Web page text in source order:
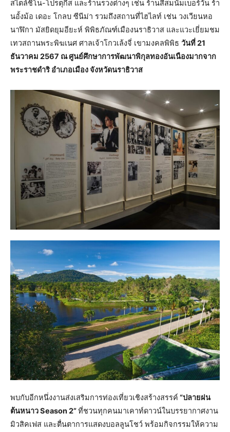
สไตล์ชิโน-โปรตุกีส และร้านรวงต่างๆ เช่น ร้านสีสมนัมเบอร์วัน ร้า
นอั้งม้อ เดอะ โกลบ ซีนีม่า รวมถึงสถานที่ไฮไลท์ เช่น วงเวียนหอ
นาฬิกา มัสยิดยุมอียะห์ พิพิธภัณฑ์เมืองนราธิวาส และแวะเยี่ยมชม
เทวสถานพระพิฆเนศ ศาลเจ้าโกวเล้งจี่ เขามงคลพิพิธ วันที่ 21
ธันวาคม 2567 ณ ศูนย์ศึกษาการพัฒนาพิกุลทองอันเนืองมากจาก
พระราชดำริ อำเภอเมือง จังหวัดนราธิวาส
พบกับอีกหนึ่งงานส่งเสริมการท่องเที่ยวเชิงสร้างสรรค์ “ปลายฝน
ต้นหนาว Season 2”ที่ชวนทุกคนมาเคาท์ดาวน์ในบรรยากาศงาน
มิวสิคเฟส และตื่นตาการแสดงบอลลูนโชว์ พร้อมกิจกรรมให้ความ